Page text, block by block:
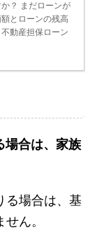
？ まだローンが
とローンの残高
動産担保ローン
場合は、家族
る場合は、基
ん。